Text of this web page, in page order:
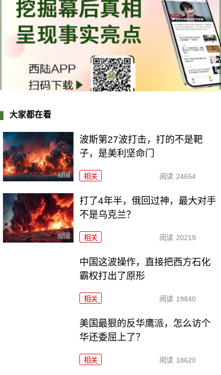
大家都在看
波斯第27波打击，打的不是靶
子，是美利坚命门
相关 阅读 24654
打了4年半，俄回过神，最大对手
不是乌克兰？
相关 阅读 20219
中国这波操作，直接把西方石化
霸权打出了原形
相关 阅读 19840
美国最狠的反华鹰派，怎么访个
华还委屈上了？
相关 阅读 18620